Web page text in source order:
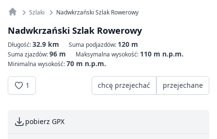
Szlaki Nadwkrzański Szlak Rowerowy
Nadwkrzański Szlak Rowerowy
Długość:32.9 km Suma podjazdów: 120 m
Suma zjazdów:96 m Maksymalna wysokość: 110 m n.p.m.
Minimalna wysokość:70 m n.p.m.
1 chcę przejechać przejechane
pobierz GPX